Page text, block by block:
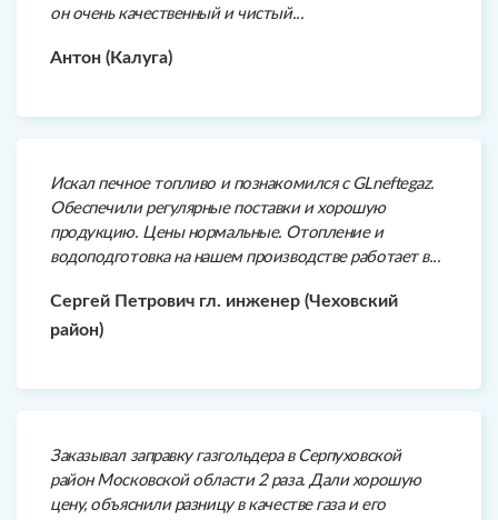
он очень качественный и чистый...
Антон (Калуга)
Искал печное топливо и познакомился с GLneftegaz.
Обеспечили регулярные поставки и хорошую
продукцию. Цены нормальные. Отопление и
водоподготовка на нашем производстве работает в...
Сергей Петрович гл. инженер (Чеховский
район)
Заказывал заправку газгольдера в Серпуховской
район Московской области 2 раза. Дали хорошую
цену, объяснили разницу в качестве газа и его